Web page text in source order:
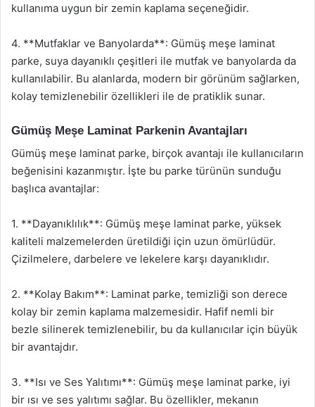
kullanıma uygun bir zemin kaplama seçeneğidir.
4. **Mutfaklar ve Banyolarda**: Gümüş meşe laminat
parke, suya dayanıklı çeşitleri ile mutfak ve banyolarda da
kullanılabilir. Bu alanlarda, modern bir görünüm sağlarken,
kolay temizlenebilir özellikleri ile de pratiklik sunar.
Gümüş Meşe Laminat Parkenin Avantajları
Gümüş meşe laminat parke, birçok avantajı ile kullanıcıların
beğenisini kazanmıştır. İşte bu parke türünün sunduğu
başlıca avantajlar:
1. **Dayanıklılık**: Gümüş meşe laminat parke, yüksek
kaliteli malzemelerden üretildiği için uzun ömürlüdür.
Çizilmelere, darbelere ve lekelere karşı dayanıklıdır.
2. **Kolay Bakım**: Laminat parke, temizliği son derece
kolay bir zemin kaplama malzemesidir. Hafif nemli bir
bezle silinerek temizlenebilir, bu da kullanıcılar için büyük
bir avantajdır.
3. **Isı ve Ses Yalıtımı**: Gümüş meşe laminat parke, iyi
bir ısı ve ses yalıtımı sağlar. Bu özellikler, mekanın